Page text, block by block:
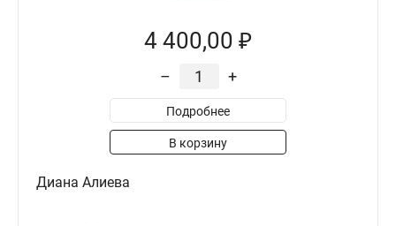
4 400,00 ₽
– +
Подробнее
В корзину
Диана Алиева